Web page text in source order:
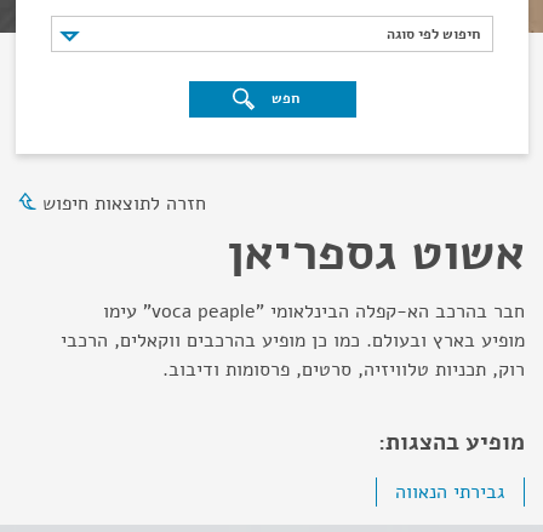
חיפוש לפי סוגה
חיפוש לפי סוגה
חפש
חזרה לתוצאות חיפוש
אשוט גספריאן
חבר בהרכב הא-קפלה הבינלאומי "voca peaple" עימו
מופיע בארץ ובעולם. כמו כן מופיע בהרכבים ווקאלים, הרכבי
רוק, תכניות טלוויזיה, סרטים, פרסומות ודיבוב.
מופיע בהצגות:
גבירתי הנאווה